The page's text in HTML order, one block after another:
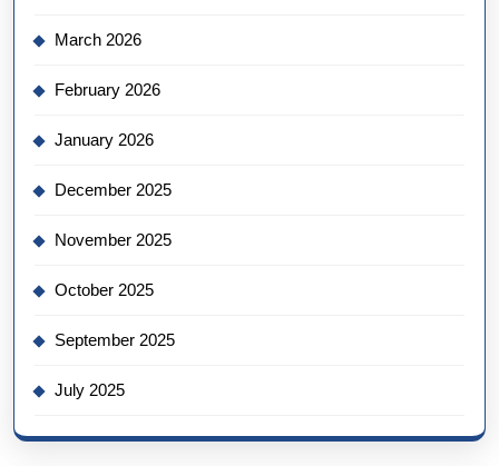
March 2026
February 2026
January 2026
December 2025
November 2025
October 2025
September 2025
July 2025